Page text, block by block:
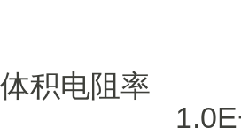
体积电阻率